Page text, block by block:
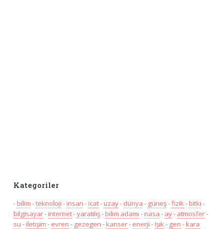
Kategoriler
-bilim -teknoloji -insan -icat-uzay- dünya - güneş-fizik-bitki -
bilgisayar-internet-yaratılış-bilim adamı -nasa - ay- atmosfer-
su -iletişim - evren - gezegen -kanser- enerji -Işık- gen -kara